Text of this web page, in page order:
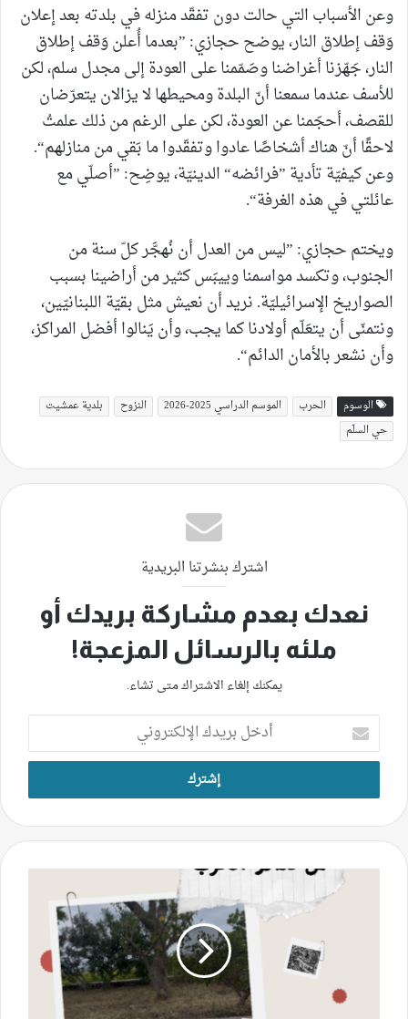
وعن الأسباب التي حالت دون تفقّد منزله في بلدته بعد إعلان
وَقف إطلاق النار، يوضح حجازي: ”بعدما أُعلن وَقف إطلاق
النار، جَهّزنا أغراضنا وصَمّمنا على العودة إلى مجدل سلم، لكن
للأسف عندما سمعنا أنّ البلدة ومحيطها لا يزالان يتعرّضان
للقصف، أحجَمنا عن العودة، لكن على الرغم من ذلك علمتُ
لاحقًا أنّ هناك أشخاصًا عادوا وتفقّدوا ما بَقي من منازلهم“.
وعن كيفيّة تأدية ”فرائضه“ الدينيّة، يوضِح: ”أصلّي مع
عائلتي في هذه الغرفة“.
ويختم حجازي: ”ليس من العدل أن نُهجَّر كلّ سنة من
الجنوب، وتكسد مواسمنا وييبَس كثير من أراضينا بسبب
الصواريخ الإسرائيليّة. نريد أن نعيش مثل بقيّة اللبنانيّين،
ونتمنّى أن يتعَلّم أولادنا كما يجب، وأن يَنالوا أفضل المراكز،
وأن نشعر بالأمان الدائم“.
الوسوم الحرب الموسم الدراسي 2025-2026 النزوح
بلدية عمشيت
حي السلّم
اشترك بنشرتنا البريدية
نعدك بعدم مشاركة بريدك أو
ملئه بالرسائل المزعجة!
يمكنك إلغاء الاشتراك متى تشاء.
أدخل
بريدك
الإلكتروني